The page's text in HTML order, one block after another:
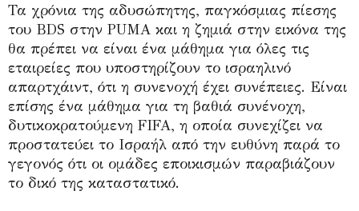
Τα χρόνια της αδυσώπητης, παγκόσμιας πίεσης
του BDS στην PUMA και η ζημιά στην εικόνα της
θα πρέπει να είναι ένα μάθημα για όλες τις
εταιρείες που υποστηρίζουν το ισραηλινό
απαρτχάιντ, ότι η συνενοχή έχει συνέπειες. Είναι
επίσης ένα μάθημα για τη βαθιά συνένοχη,
δυτικοκρατούμενη FIFA, η οποία συνεχίζει να
προστατεύει το Ισραήλ από την ευθύνη παρά το
γεγονός ότι οι ομάδες εποικισμών παραβιάζουν
το δικό της καταστατικό.